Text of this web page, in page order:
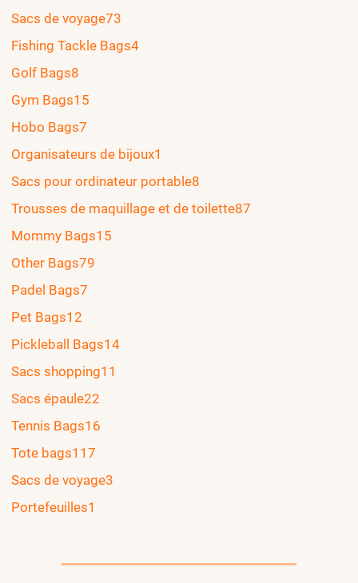
Sacs de voyage73
Fishing Tackle Bags4
Golf Bags8
Gym Bags15
Hobo Bags7
Organisateurs de bijoux1
Sacs pour ordinateur portable8
Trousses de maquillage et de toilette87
Mommy Bags15
Other Bags79
Padel Bags7
Pet Bags12
Pickleball Bags14
Sacs shopping11
Sacs épaule22
Tennis Bags16
Tote bags117
Sacs de voyage3
Portefeuilles1